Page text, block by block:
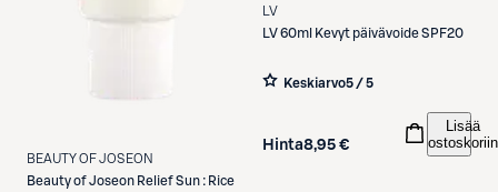
BEAUTY OF JOSEON
Beauty of Joseon Relief Sun : Rice
LV
LV60ml Kevyt päivävoide SPF20
Keskiarvo5 / 5
Hinta8,95 €
Lisää
ostoskoriin